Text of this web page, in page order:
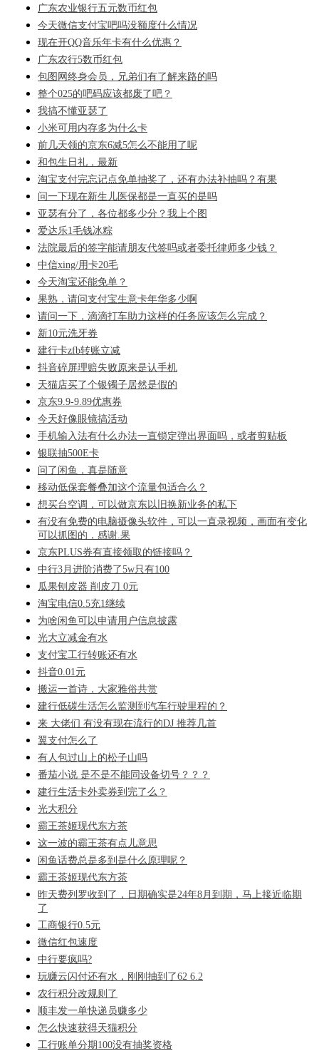
广东农业银行五元数币红包
今天微信支付宝吧吗没额度什么情况
现在开QQ音乐年卡有什么优惠？
广东农行5数币红包
包图网终身会员，兄弟们有了解来路的吗
整个025的吧码应该都废了吧？
我搞不懂亚瑟了
小米可用内存多为什么卡
前几天领的京东6减5怎么不能用了呢
和包生日礼，最新
淘宝支付完忘记点免单抽奖了，还有办法补抽吗？有果
问一下现在新生儿医保都是一直买的是吗
亚瑟有分了，各位都多少分？我上个图
爱达乐1毛钱冰粽
法院最后的签字能请朋友代签吗或者委托律师多少钱？
中信xing/用卡20毛
今天淘宝还能免单？
果熟，请问支付宝生意卡年华多少啊
请问一下，滴滴打车助力这样的任务应该怎么完成？
新10元洗牙券
建行卡zfb转账立减
抖音碎屏理赔失败原来是认手机
天猫店买了个银镯子居然是假的
京东9.9-9.89优惠券
今天好像眼镜搞活动
手机输入法有什么办法一直锁定弹出界面吗，或者剪贴板
银联抽500E卡
问了闲鱼，真是随意
移动低保套餐叠加这个流量包适合么？
想买台空调，可以做京东以旧换新业务的私下
有没有免费的电脑摄像头软件，可以一直录视频，画面有变化
可以抓图的，感谢.果
京东PLUS券有直接领取的链接吗？
中行3月进阶消费了5w只有100
瓜果刨皮器 削皮刀 0元
淘宝电信0.5充1继续
为啥闲鱼可以申请用户信息披露
光大立减金有水
支付宝工行转账还有水
抖音0.01元
搬运一首诗，大家雅俗共赏
建行低碳生活怎么监测到汽车行驶里程的？
来 大佬们 有没有现在流行的DJ 推荐几首
翼支付怎么了
有人包过山上的松子山吗
番茄小说 是不是不能同设备切号？？？
建行生活卡外卖券到完了么？
光大积分
霸王茶姬现代东方茶
这一波的霸王茶有点儿意思
闲鱼话费总是多到是什么原理呢？
霸王茶姬现代东方茶
昨天费列罗收到了，日期确实是24年8月到期，马上接近临期
了
工商银行0.5元
微信红包速度
中行要疯吗?
玩赚云闪付还有水，刚刚抽到了62 6.2
农行积分改规则了
顺丰发一单快递员赚多少
怎么快速获得天猫积分
工行账单分期100没有抽奖资格